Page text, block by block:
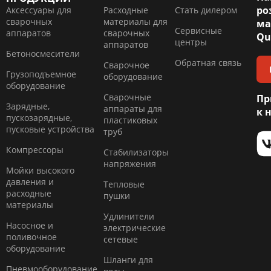
Аксессуары для
сварочных
аппаратов
Бетоносмесители
Грузоподъемное
оборудование
Зарядные,
пускозарядные,
пусковые устройства
Компресcоры
Мойки высокого
давления и
расходные
материалы
Насосное и
поливочное
оборудование
Расходные
материалы для
сварочных
аппаратов
Сварочное
оборудование
Сварочные
аппараты для
пластиковых
труб
Стабилизаторы
напряжения
Тепловые
пушки
Удлинители
электрические
сетевые
Шланги для
Стать дилером
Сервисные
центры
Обратная связь
к